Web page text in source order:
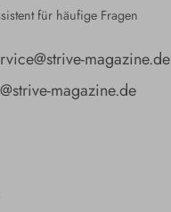
für häufige Fragen
magazine.de
magazine.de